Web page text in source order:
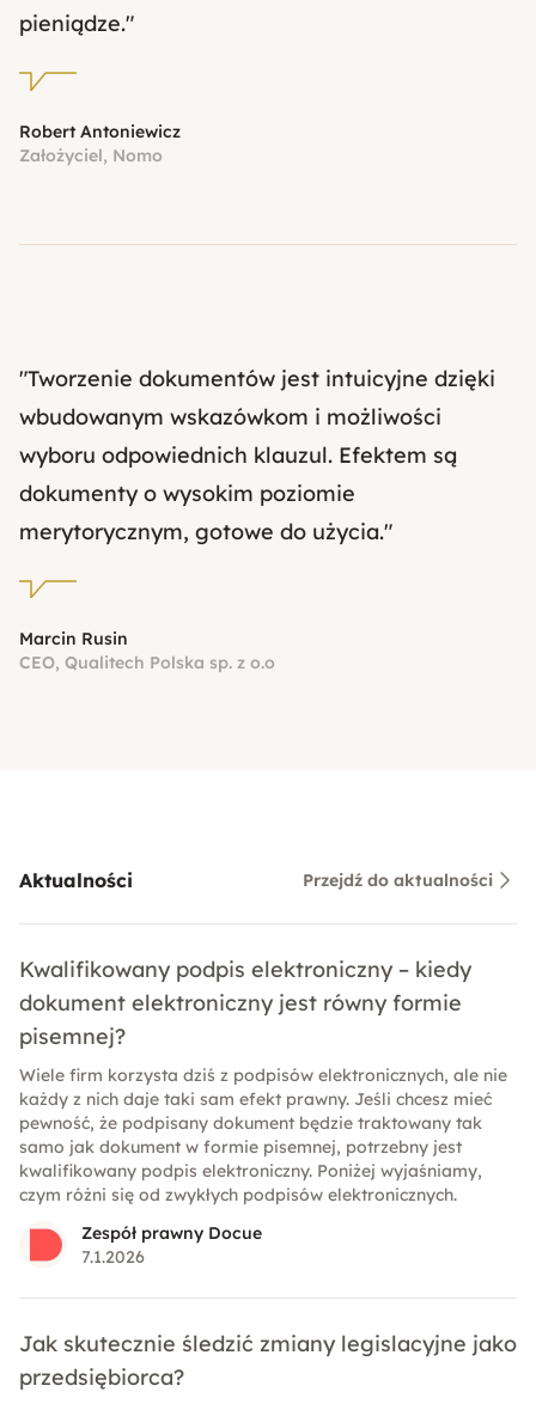
pieniądze."
Robert Antoniewicz
Założyciel, Nomo
"Tworzenie dokumentów jest intuicyjne dzięki
wbudowanym wskazówkom i możliwości
wyboru odpowiednich klauzul. Efektem są
dokumenty o wysokim poziomie
merytorycznym, gotowe do użycia."
Marcin Rusin
CEO, Qualitech Polska sp. z o.o
Aktualności Przejdź do aktualności
Kwalifikowany podpis elektroniczny – kiedy
dokument elektroniczny jest równy formie
pisemnej?
Wiele firm korzysta dziś z podpisów elektronicznych, ale nie
każdy z nich daje taki sam efekt prawny. Jeśli chcesz mieć
pewność, że podpisany dokument będzie traktowany tak
samo jak dokument w formie pisemnej, potrzebny jest
kwalifikowany podpis elektroniczny. Poniżej wyjaśniamy,
czym różni się od zwykłych podpisów elektronicznych.
Zespół prawny Docue
7.1.2026
Jak skutecznie śledzić zmiany legislacyjne jako
przedsiębiorca?